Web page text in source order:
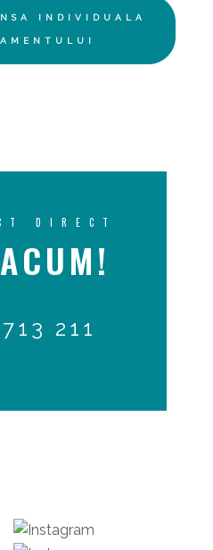
INDIVIDUALA
DIRECT
211